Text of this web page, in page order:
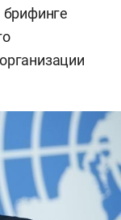
брифинге